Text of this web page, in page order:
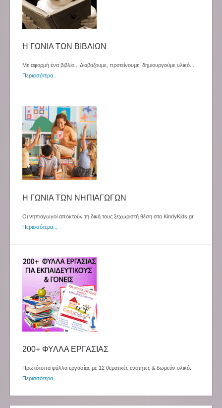
Η ΓΩΝΙΑ ΤΩΝ ΒΙΒΛΙΩΝ
Με αφορμή ένα βιβλίο... Διαβάζουμε, προτείνουμε, δημιουργούμε υλικό...
Περισσότερα
Η ΓΩΝΙΑ ΤΩΝ ΝΗΠΙΑΓΩΓΩΝ
Οι νηπιαγωγοί αποκτούν τη δική τους ξεχωριστή θέση στο KindyKids.gr.
Περισσότερα...
200+ ΦΥΛΛΑ ΕΡΓΑΣΙΑΣ
Πρωτότυπα φύλλα εργασίας με 12 θεματικές ενότητες & δωρεάν υλικό.
Περισσότερα...